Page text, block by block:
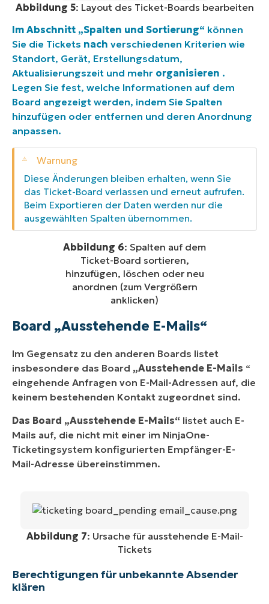
Abbildung 5: Layout des Ticket-Boards bearbeiten
Im Abschnitt „Spalten und Sortierung“ können
Sie die Tickets nach verschiedenen Kriterien wie
Standort, Gerät, Erstellungsdatum,
Aktualisierungszeit und mehr organisieren .
Legen Sie fest, welche Informationen auf dem
Board angezeigt werden, indem Sie Spalten
hinzufügen oder entfernen und deren Anordnung
anpassen.
Diese Änderungen bleiben erhalten, wenn Sie
das Ticket-Board verlassen und erneut aufrufen.
Beim Exportieren der Daten werden nur die
ausgewählten Spalten übernommen.
Abbildung 6: Spalten auf dem
Ticket-Board sortieren,
hinzufügen, löschen oder neu
anordnen (zum Vergrößern
anklicken)
Board „Ausstehende E-Mails“
Im Gegensatz zu den anderen Boards listet
insbesondere das Board „Ausstehende E-Mails “
eingehende Anfragen von E-Mail-Adressen auf, die
keinem bestehenden Kontakt zugeordnet sind.
Das Board „Ausstehende E-Mails“ listet auch E-
Mails auf, die nicht mit einer im NinjaOne-
Ticketingsystem konfigurierten Empfänger-E-
Mail-Adresse übereinstimmen.
Abbildung 7: Ursache für ausstehende E-Mail-
Tickets
Berechtigungen für unbekannte Absender
klären